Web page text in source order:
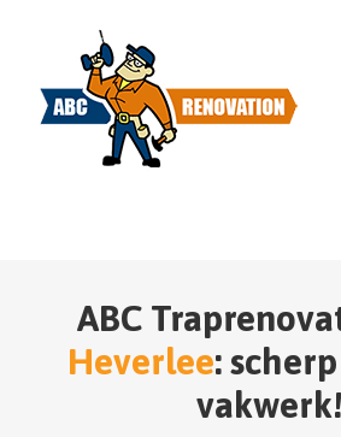
ABC
Heverlee:
vakwerk!